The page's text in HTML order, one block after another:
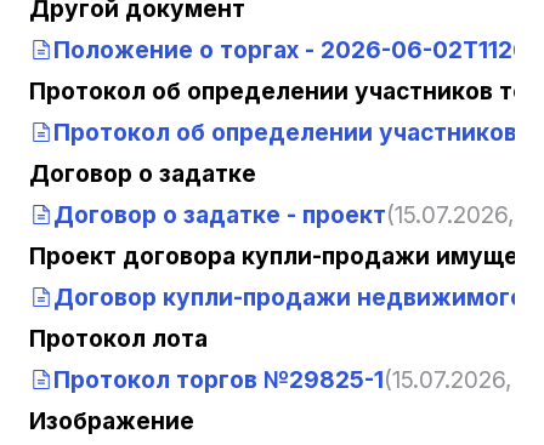
Другой документ
Положение о торгах - 2026-06-
Протокол об определении участников
Протокол об определении участников
Договор о задатке
Договор о задатке - проект(15.07.2026,
Проект договора купли-продажи
Договор купли-продажи недвижимого
Протокол лота
Протокол торгов №29825-1(15.07.2026,
Изображение